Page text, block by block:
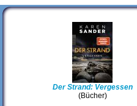
Der Strand: Vergessen
(Bücher)